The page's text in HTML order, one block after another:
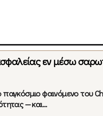
εν μέσω
φαινόμενο του
— και...